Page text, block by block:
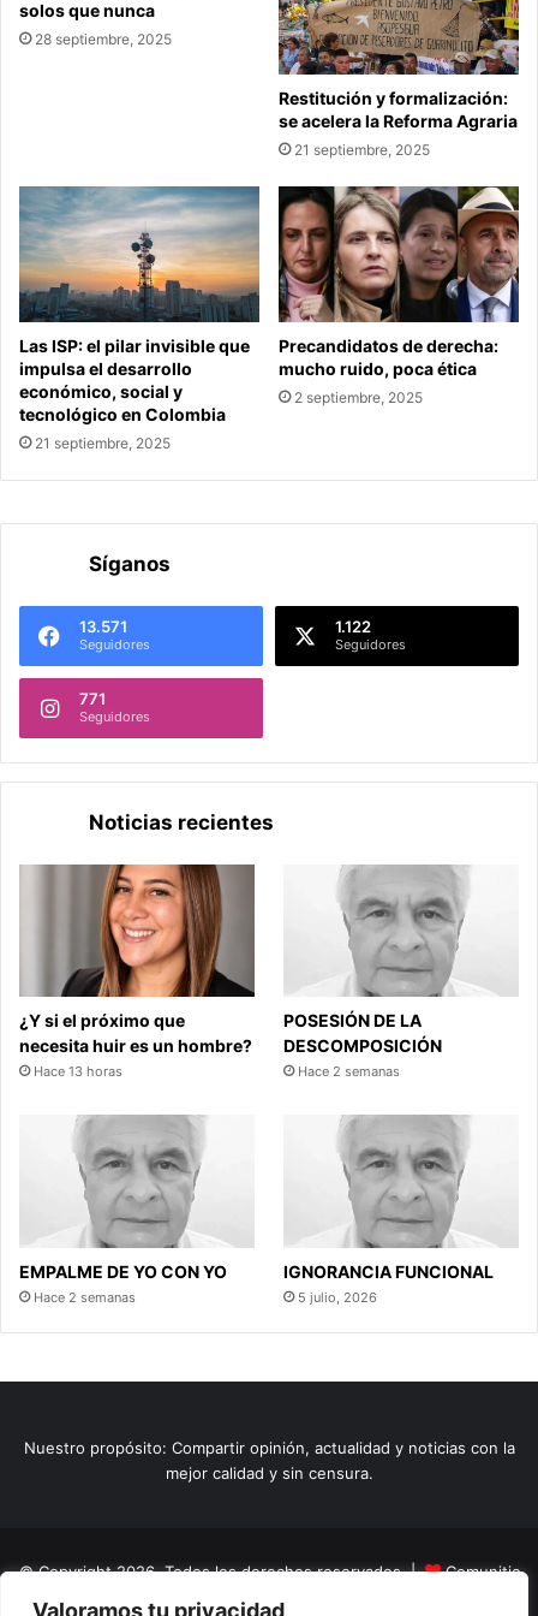
Valoramos tu privacidad
solos que nunca
28 septiembre, 2025
Restitución y formalización:
se acelera la Reforma Agraria
21 septiembre, 2025
Las ISP: el pilar invisible que
impulsa el desarrollo
económico, social y
tecnológico en Colombia
21 septiembre, 2025
Precandidatos de derecha:
mucho ruido, poca ética
2 septiembre, 2025
Síganos
13.571
Seguidores
1.122
Seguidores
771
Seguidores
Noticias recientes
¿Y si el próximo que
necesita huir es un hombre?
Hace 13 horas
POSESIÓN DE LA
DESCOMPOSICIÓN
Hace 2 semanas
EMPALME DE YO CON YO
Hace 2 semanas
IGNORANCIA FUNCIONAL
5 julio, 2026
Nuestro propósito: Compartir opinión, actualidad y noticias con la
mejor calidad y sin censura.
© Copyright 2026, Todos los derechos reservados |
Comunitic
SAS BICNit 901228106